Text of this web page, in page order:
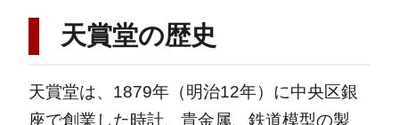
天賞堂の歴史
天賞堂は、1879年（明治12年）に中央区銀
座で創業した時計、貴金属、鉄道模型の製